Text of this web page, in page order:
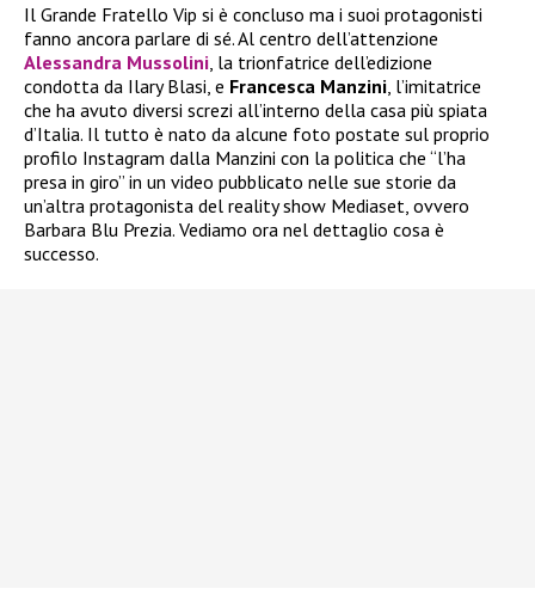
Il Grande Fratello Vip si è concluso ma i suoi protagonisti
fanno ancora parlare di sé. Al centro dell’attenzione
Alessandra Mussolini , la trionfatrice dell’edizione
condotta da Ilary Blasi, e Francesca Manzini , l’imitatrice
che ha avuto diversi screzi all’interno della casa più spiata
d’Italia. Il tutto è nato da alcune foto postate sul proprio
profilo Instagram dalla Manzini con la politica che “l’ha
presa in giro” in un video pubblicato nelle sue storie da
un’altra protagonista del reality show Mediaset, ovvero
Barbara Blu Prezia. Vediamo ora nel dettaglio cosa è
successo.